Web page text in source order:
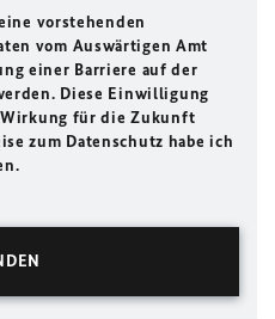
vorstehenden
vom Auswärtigen Amt
einer Barriere auf der
Diese Einwilligung
für die Zukunft
zum Datenschutz habe ich